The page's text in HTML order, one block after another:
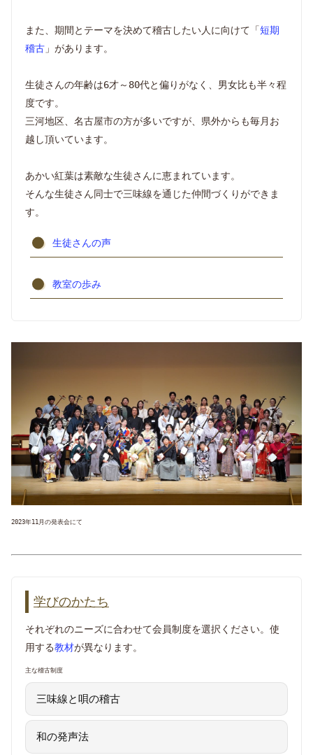
また、期間とテーマを決めて稽古したい人に向けて「短期
稽古 」があります。
生徒さんの年齢は6才～80代と偏りがなく、男女比も半々程
度です。
三河地区、名古屋市の方が多いですが、県外からも毎月お
越し頂いています。
あかい紅葉は素敵な生徒さんに恵まれています。
そんな生徒さん同士で三味線を通じた仲間づくりができま
す。
生徒さんの声
教室の歩み
2023年11月の発表会にて
学びのかたち
それぞれのニーズに合わせて会員制度を選択ください。使
用する教材が異なります。
主な稽古制度
三味線と唄の稽古
和の発声法